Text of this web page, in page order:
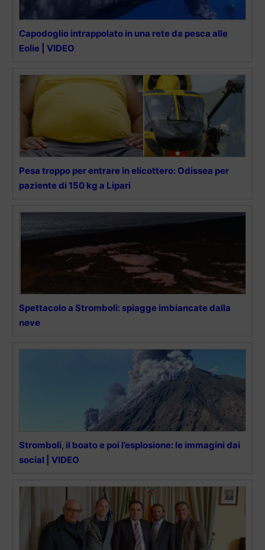
Capodoglio intrappolato in una rete da pesca alle
Eolie | VIDEO
Pesa troppo per entrare in elicottero: Odissea per
paziente di 150 kg a Lipari
Spettacolo a Stromboli: spiagge imbiancate dalla
neve
Stromboli, il boato e poi l’esplosione: le immagini dai
social | VIDEO